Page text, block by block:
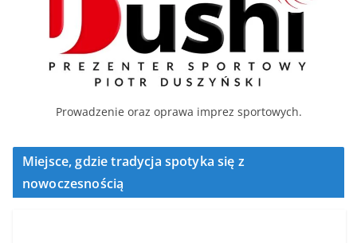
Prowadzenie oraz oprawa imprez sportowych.
Miejsce, gdzie tradycja spotyka się z
nowoczesnością